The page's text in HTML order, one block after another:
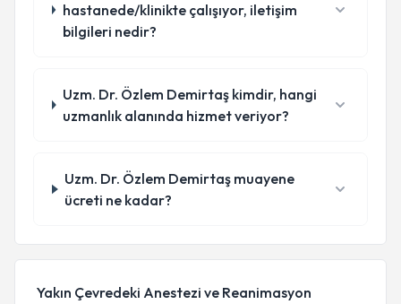
hastanede/klinikte çalışıyor, iletişim
bilgileri nedir?
Uzm. Dr. Özlem Demirtaş kimdir, hangi
uzmanlık alanında hizmet veriyor?
Uzm. Dr. Özlem Demirtaş muayene
ücreti ne kadar?
Yakın Çevredeki Anestezi ve Reanimasyon